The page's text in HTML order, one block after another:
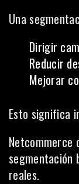
Una
Dirigir
Reducir
Mejorar
Esto significa
Netcommerce
segmentación
reales.